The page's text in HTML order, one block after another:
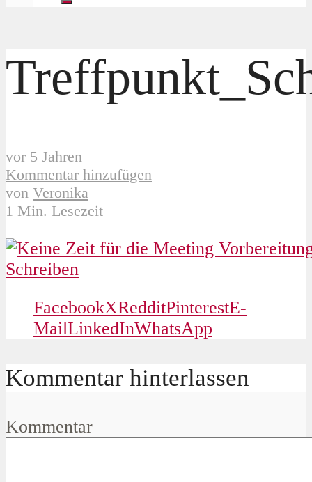
vor 5 Jahren
Kommentar hinzufügen
von Veronika
1 Min. Lesezeit
FacebookXRedditPinterestE-
MailLinkedInWhatsApp
Kommentar hinterlassen
Kommentar